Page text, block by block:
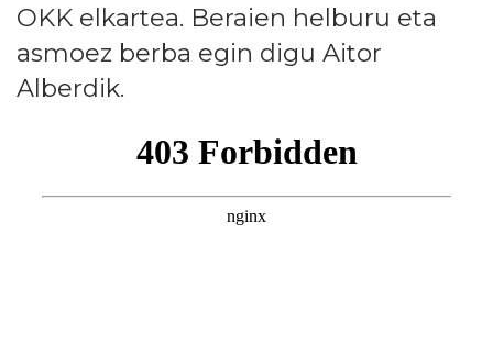
OKK elkartea. Beraien helburu eta
asmoez berba egin digu Aitor
Alberdik.